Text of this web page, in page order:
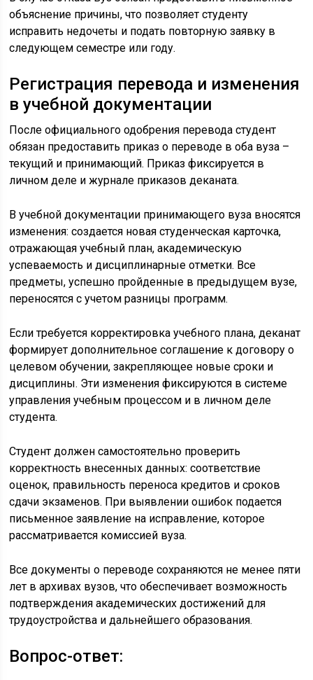
объяснение причины, что позволяет студенту
исправить недочеты и подать повторную заявку в
следующем семестре или году.
Регистрация перевода и изменения
в учебной документации
После официального одобрения перевода студент
обязан предоставить приказ о переводе в оба вуза –
текущий и принимающий. Приказ фиксируется в
личном деле и журнале приказов деканата.
В учебной документации принимающего вуза вносятся
изменения: создается новая студенческая карточка,
отражающая учебный план, академическую
успеваемость и дисциплинарные отметки. Все
предметы, успешно пройденные в предыдущем вузе,
переносятся с учетом разницы программ.
Если требуется корректировка учебного плана, деканат
формирует дополнительное соглашение к договору о
целевом обучении, закрепляющее новые сроки и
дисциплины. Эти изменения фиксируются в системе
управления учебным процессом и в личном деле
студента.
Студент должен самостоятельно проверить
корректность внесенных данных: соответствие
оценок, правильность переноса кредитов и сроков
сдачи экзаменов. При выявлении ошибок подается
письменное заявление на исправление, которое
рассматривается комиссией вуза.
Все документы о переводе сохраняются не менее пяти
лет в архивах вузов, что обеспечивает возможность
подтверждения академических достижений для
трудоустройства и дальнейшего образования.
Вопрос-ответ: